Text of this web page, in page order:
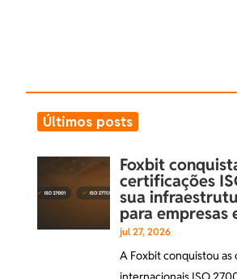
Últimos posts
Foxbit
certificações
sua
para empresas
jul 27, 2026
A Foxbit conquistou as